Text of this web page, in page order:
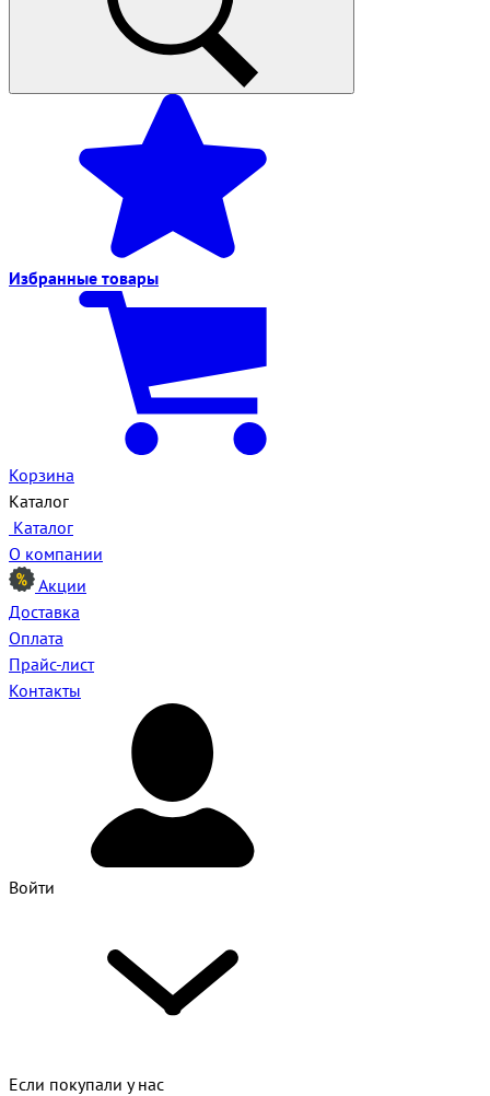
Избранные товары
Корзина
Каталог
Каталог
О компании
Акции
Доставка
Оплата
Прайс-лист
Контакты
Войти
Если покупали у нас